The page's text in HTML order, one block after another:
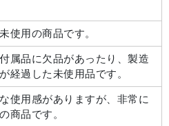
使用の商品です。
属品に欠品があったり、製造
経過した未使用品です。
使用感がありますが、非常に
商品です。